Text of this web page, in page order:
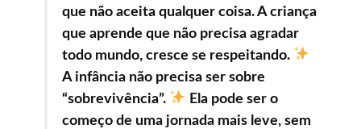
que não aceita qualquer coisa. A criança
que aprende que não precisa agradar
todo mundo, cresce se respeitando.
A infância não precisa ser sobre
“sobrevivência”.
Ela pode ser o
começo de uma jornada mais leve, sem